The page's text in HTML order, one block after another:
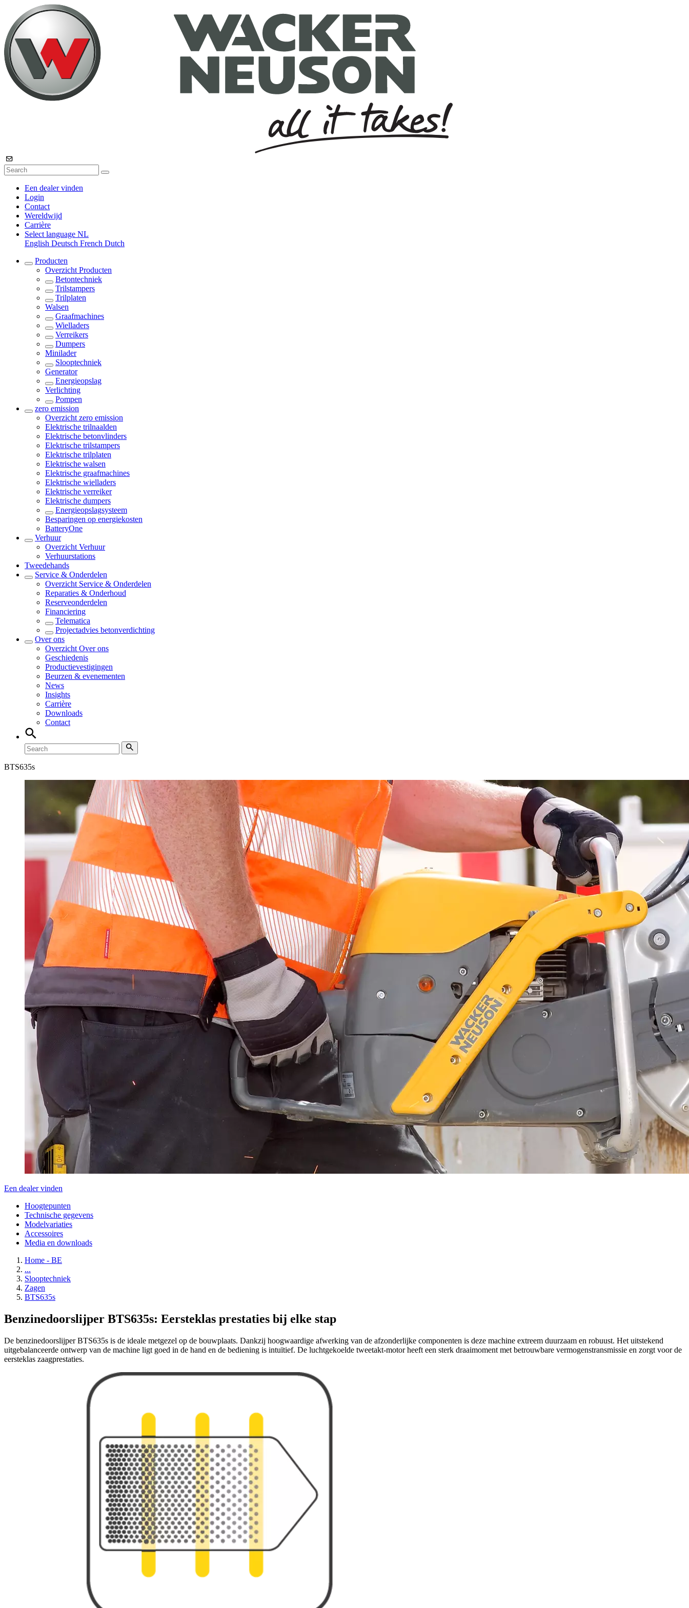
Een dealer vinden
Login
Contact
Wereldwijd
Carrière
Select language NL
English Deutsch French Dutch
Producten
Overzicht Producten
Betontechniek
Trilstampers
Trilplaten
Walsen
Graafmachines
Wielladers
Verreikers
Dumpers
Minilader
Slooptechniek
Generator
Energieopslag
Verlichting
Pompen
zero emission
Overzicht zero emission
Elektrische trilnaalden
Elektrische betonvlinders
Elektrische trilstampers
Elektrische trilplaten
Elektrische walsen
Elektrische graafmachines
Elektrische wielladers
Elektrische verreiker
Elektrische dumpers
Energieopslagsysteem
Besparingen op energiekosten
BatteryOne
Verhuur
Overzicht Verhuur
Verhuurstations
Tweedehands
Service & Onderdelen
Overzicht Service & Onderdelen
Reparaties & Onderhoud
Reserveonderdelen
Financiering
Telematica
Projectadvies betonverdichting
Over ons
Overzicht Over ons
Geschiedenis
Productievestigingen
Beurzen & evenementen
News
Insights
Carrière
Downloads
Contact
BTS635s
Een dealer vinden
Hoogtepunten
Technische gegevens
Modelvariaties
Accessoires
Media en downloads
Home - BE
...
Slooptechniek
Zagen
BTS635s
Benzinedoorslijper BTS635s: Eersteklas prestaties bij elke stap
De benzinedoorslijper BTS635s is de ideale metgezel op de bouwplaats. Dankzij hoogwaardige afwerking van de afzonderlijke componenten is deze machine extreem duurzaam en robuust. Het uitstekend
uitgebalanceerde ontwerp van de machine ligt goed in de hand en de bediening is intuïtief. De luchtgekoelde tweetakt-motor heeft een sterk draaimoment met betrouwbare vermogenstransmissie en zorgt voor de
eersteklas zaagprestaties.